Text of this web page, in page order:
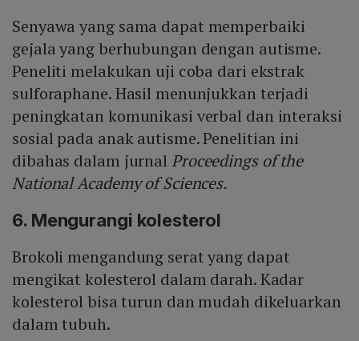
Senyawa yang sama dapat memperbaiki
gejala yang berhubungan dengan autisme.
Peneliti melakukan uji coba dari ekstrak
sulforaphane. Hasil menunjukkan terjadi
peningkatan komunikasi verbal dan interaksi
sosial pada anak autisme. Penelitian ini
dibahas dalam jurnal Proceedings of the
National Academy of Sciences.
6. Mengurangi kolesterol
Brokoli mengandung serat yang dapat
mengikat kolesterol dalam darah. Kadar
kolesterol bisa turun dan mudah dikeluarkan
dalam tubuh.